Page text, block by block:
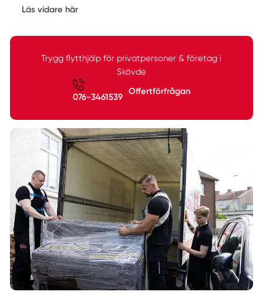
Läs vidare här
Trygg flytthjälp för privatpersoner & företag i
Skövde
076-3461539
Offertförfrågan